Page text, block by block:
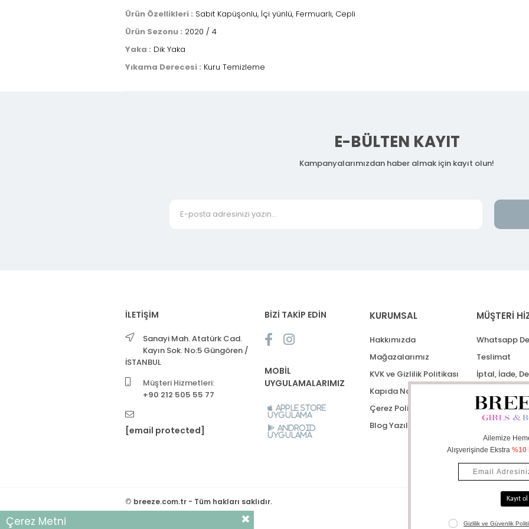
Ürün Özellikleri : Sabit Kapüşonlu, İçi yünlü, Fermuarlı, Cepli
Ürün Sezonu : 2020 / 4
Yaka : Dik Yaka
Yıkama Derecesi : Kuru Temizleme
E-BÜLTEN KAYIT
Kampanyalarımızdan haber almak için kayıt olun!
İLETİŞİM
Sanayi Mah. Atatürk Cad.
Kayın Sok. No:5 Güngören /
İSTANBUL
Müşteri Hizmetleri:
+90 212 505 55 77
[email protected]
BİZİ TAKİP EDİN
MOBİL
UYGULAMALARIMIZ
Apple Store
Uygulama
Android
Uygulama
KURUMSAL
Hakkımızda
Mağazalarımız
KVK ve Gizlilik Politikası
Kapıda Nakit Ödeme
Çerez Politikası
Blog Yazıları
MÜŞTERİ
Whatsapp
Teslimat
İptal, İade,
© breeze.com.tr - Tüm hakları saklıdır.
Çerez Metni